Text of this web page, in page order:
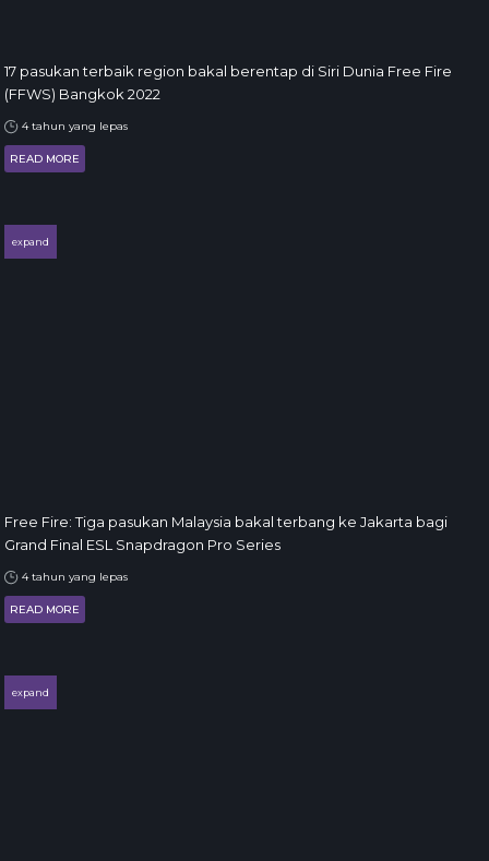
17 pasukan terbaik region bakal berentap di Siri Dunia Free Fire
(FFWS) Bangkok 2022
4 tahun yang lepas
READ MORE
expand
Free Fire: Tiga pasukan Malaysia bakal terbang ke Jakarta bagi
Grand Final ESL Snapdragon Pro Series
4 tahun yang lepas
READ MORE
expand